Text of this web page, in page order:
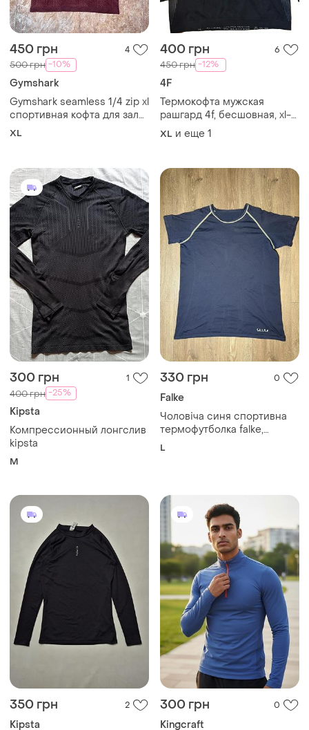
450 грн 4
500 грн -10%
Gymshark
Gymshark seamless 1/4 zip xl
спортивная кофта для зала
оригинал бордовая
XL
400 грн 6
450 грн -12%
4F
Термокофта мужская
рашгард 4f, бесшовная, xl-
xxl, черная
XL и еще 1
300 грн 1
400 грн -25%
Kipsta
Компрессионный лонгслив
kipsta
M
330 грн 0
Falke
Чоловіча синя спортивна
термофутболка falke,
розмір l
L
350 грн 2
Kipsta
300 грн 0
Kingcraft